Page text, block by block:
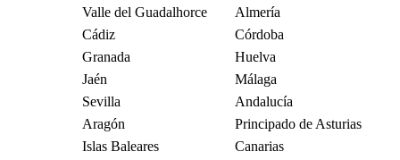
Valle del Guadalhorce
Almería
Cádiz
Córdoba
Granada
Huelva
Jaén
Málaga
Sevilla
Andalucía
Aragón
Principado de Asturias
Islas Baleares
Canarias